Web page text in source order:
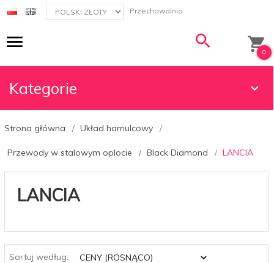
currency_h Przechowalnia
0
Kategorie
Strona główna Układ hamulcowy
Przewody w stalowym oplocie Black Diamond LANCIA
LANCIA
Sortuj według:
sort